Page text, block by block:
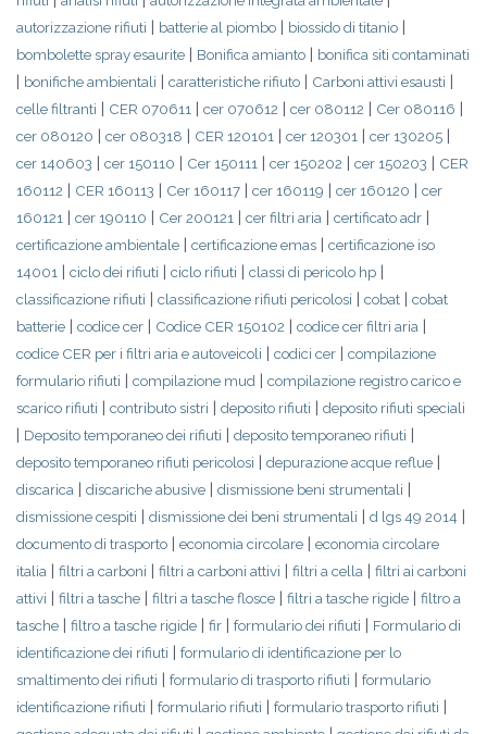
autorizzazione rifiuti | batterie al piombo | biossido di titanio |
bombolette spray esaurite | Bonifica amianto | bonifica siti contaminati
| bonifiche ambientali | caratteristiche rifiuto | Carboni attivi esausti |
celle filtranti | CER 070611 | cer 070612 | cer 080112 | Cer 080116 |
cer 080120 | cer 080318 | CER 120101 | cer 120301 | cer 130205 |
cer 140603 | cer 150110 | Cer 150111 | cer 150202 | cer 150203 | CER
160112 | CER 160113 | Cer 160117 | cer 160119 | cer 160120 | cer
160121 | cer 190110 | Cer 200121 | cer filtri aria | certificato adr |
certificazione ambientale | certificazione emas | certificazione iso
14001 | ciclo dei rifiuti | ciclo rifiuti | classi di pericolo hp |
classificazione rifiuti | classificazione rifiuti pericolosi | cobat | cobat
batterie | codice cer | Codice CER 150102 | codice cer filtri aria |
codice CER per i filtri aria e autoveicoli | codici cer | compilazione
formulario rifiuti | compilazione mud | compilazione registro carico e
scarico rifiuti | contributo sistri | deposito rifiuti | deposito rifiuti speciali
| Deposito temporaneo dei rifiuti | deposito temporaneo rifiuti |
deposito temporaneo rifiuti pericolosi | depurazione acque reflue |
discarica | discariche abusive | dismissione beni strumentali |
dismissione cespiti | dismissione dei beni strumentali | d lgs 49 2014 |
documento di trasporto | economia circolare | economia circolare
italia | filtri a carboni | filtri a carboni attivi | filtri a cella | filtri ai carboni
attivi | filtri a tasche | filtri a tasche flosce | filtri a tasche rigide | filtro a
tasche | filtro a tasche rigide | fir | formulario dei rifiuti | Formulario di
identificazione dei rifiuti | formulario di identificazione per lo
smaltimento dei rifiuti | formulario di trasporto rifiuti | formulario
identificazione rifiuti | formulario rifiuti | formulario trasporto rifiuti |